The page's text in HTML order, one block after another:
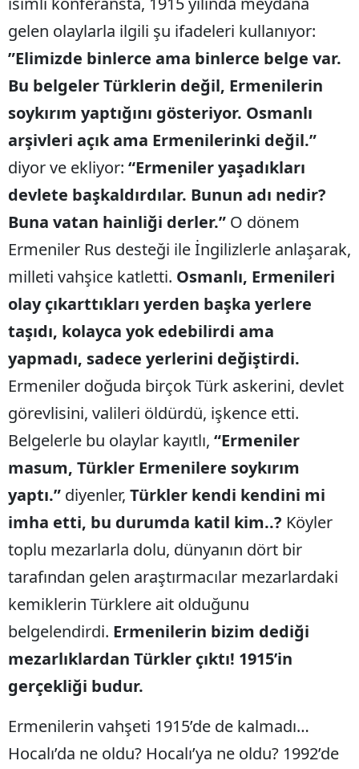
gelen olaylarla ilgili şu ifadeleri kullanıyor:
”Elimizde binlerce ama binlerce belge var.
Bu belgeler Türklerin değil, Ermenilerin
soykırım yaptığını gösteriyor. Osmanlı
arşivleri açık ama Ermenilerinki değil.”
diyor ve ekliyor: “Ermeniler yaşadıkları
devlete başkaldırdılar. Bunun adı nedir?
Buna vatan hainliği derler.” O dönem
Ermeniler Rus desteği ile İngilizlerle anlaşarak,
milleti vahşice katletti. Osmanlı, Ermenileri
olay çıkarttıkları yerden başka yerlere
taşıdı, kolayca yok edebilirdi ama
yapmadı, sadece yerlerini değiştirdi.
Ermeniler doğuda birçok Türk askerini, devlet
görevlisini, valileri öldürdü, işkence etti.
Belgelerle bu olaylar kayıtlı, “Ermeniler
masum, Türkler Ermenilere soykırım
yaptı.” diyenler, Türkler kendi kendini mi
imha etti, bu durumda katil kim..? Köyler
toplu mezarlarla dolu, dünyanın dört bir
tarafından gelen araştırmacılar mezarlardaki
kemiklerin Türklere ait olduğunu
belgelendirdi. Ermenilerin bizim dediği
mezarlıklardan Türkler çıktı! 1915’in
gerçekliği budur.
Ermenilerin vahşeti 1915’de de kalmadı…
Hocalı’da ne oldu? Hocalı’ya ne oldu? 1992’de